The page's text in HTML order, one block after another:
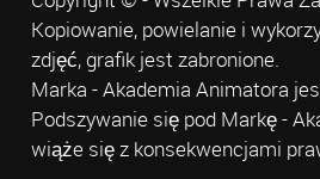
Kopiowanie, powielanie i
zdjęć, grafik jest zabronione.
Marka - Akademia Animatora
Podszywanie się pod Markę -
wiąże się z konsekwencjami